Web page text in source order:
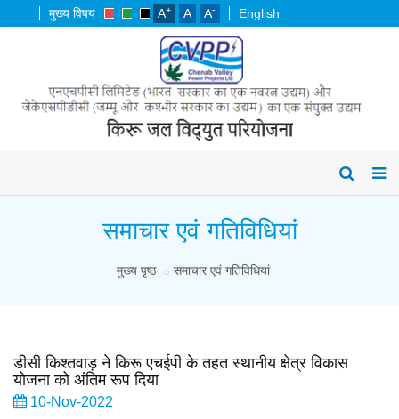
मुख्य विषय A+ A A- English
समाचार एवं गतिविधियां
मुख्य पृष्ठ समाचार एवं गतिविधियां
डीसी किश्तवाड़ ने किरू एचईपी के तहत स्थानीय क्षेत्र विकास
योजना को अंतिम रूप दिया
10-Nov-2022